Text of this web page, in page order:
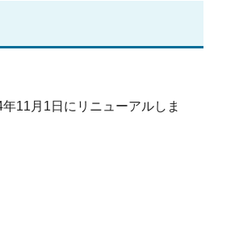
11月1日にリニューアルしま